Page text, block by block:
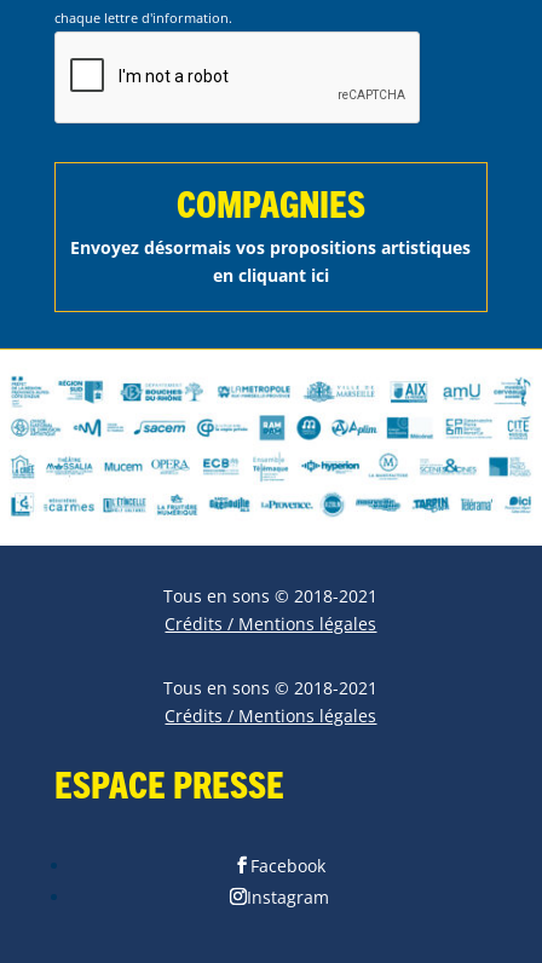
chaque lettre d'information.
COMPAGNIES
Envoyez désormais vos propositions artistiques
en cliquant ici
Tous en sons © 2018-2021
Crédits / Mentions légales
Tous en sons © 2018-2021
Crédits / Mentions légales
Espace Presse
Facebook
Instagram